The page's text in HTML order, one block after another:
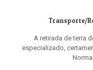
Transporte/
A retirada de terra
especializado,
Norma